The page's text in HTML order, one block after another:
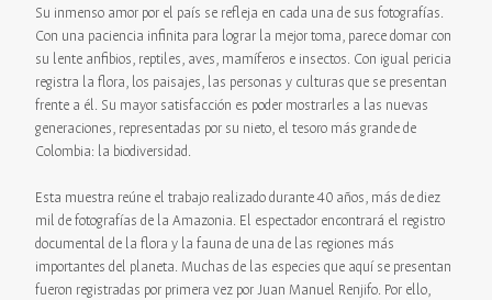
Su inmenso amor por el país se refleja en cada una de sus fotografías.
Con una paciencia infinita para lograr la mejor toma, parece domar con
su lente anfibios, reptiles, aves, mamíferos e insectos. Con igual pericia
registra la flora, los paisajes, las personas y culturas que se presentan
frente a él. Su mayor satisfacción es poder mostrarles a las nuevas
generaciones, representadas por su nieto, el tesoro más grande de
Colombia: la biodiversidad.
Esta muestra reúne el trabajo realizado durante 40 años, más de diez
mil de fotografías de la Amazonia. El espectador encontrará el registro
documental de la flora y la fauna de una de las regiones más
importantes del planeta. Muchas de las especies que aquí se presentan
fueron registradas por primera vez por Juan Manuel Renjifo. Por ello,